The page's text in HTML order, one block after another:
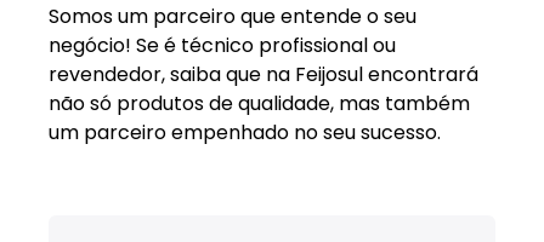
Somos um parceiro que entende o seu
negócio! Se é técnico profissional ou
revendedor, saiba que na Feijosul encontrará
não só produtos de qualidade, mas também
um parceiro empenhado no seu sucesso.